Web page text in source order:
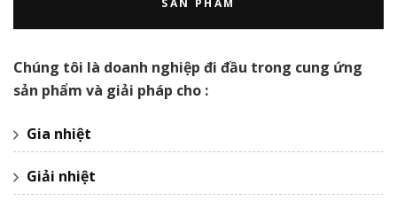
SẢN PHẨM
Chúng tôi là doanh nghiệp đi đầu trong cung ứng
sản phẩm và giải pháp cho :
Gia nhiệt
Giải nhiệt